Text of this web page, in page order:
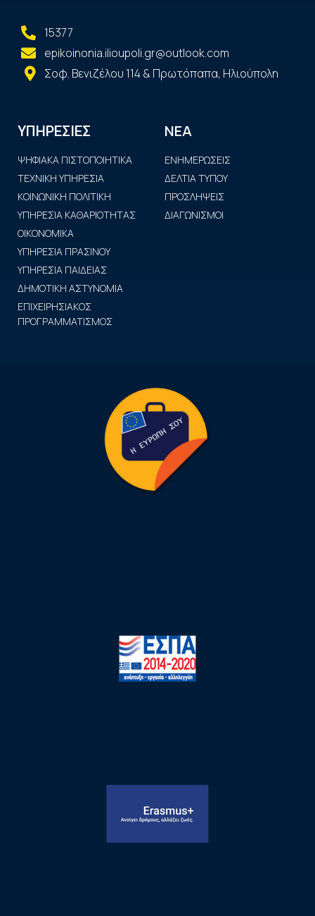
15377
epikoinonia.ilioupoli.gr@outlook.com
Σοφ. Βενιζέλου 114 & Πρωτόπαπα, Ηλιούπολη
ΥΠΗΡΕΣΙΕΣ
ΨΗΦΙΑΚΑ ΠΙΣΤΟΠΟΙΗΤΙΚΑ
ΤΕΧΝΙΚΗ ΥΠΗΡΕΣΙΑ
ΚΟΙΝΩΝΙΚΗ ΠΟΛΙΤΙΚΗ
ΥΠΗΡΕΣΙΑ ΚΑΘΑΡΙΟΤΗΤΑΣ
ΟΙΚΟΝΟΜΙΚΑ
ΥΠΗΡΕΣΙΑ ΠΡΑΣΙΝΟΥ
ΥΠΗΡΕΣΙΑ ΠΑΙΔΕΙΑΣ
ΔΗΜΟΤΙΚΗ ΑΣΤΥΝΟΜΙΑ
ΕΠΙΧΕΙΡΗΣΙΑΚΟΣ
ΠΡΟΓΡΑΜΜΑΤΙΣΜΟΣ
ΝΕΑ
ΕΝΗΜΕΡΩΣΕΙΣ
ΔΕΛΤΙΑ ΤΥΠΟΥ
ΠΡΟΣΛΗΨΕΙΣ
ΔΙΑΓΩΝΙΣΜΟΙ